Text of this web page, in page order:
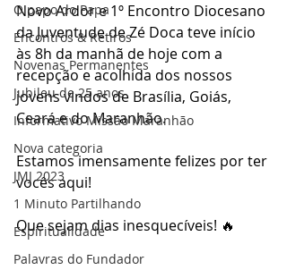
O papo do Papa
Encontros & Retiros
Novenas Permanentes
Jubileu de 25 anos
Informativo Missão Maranhão
Nova categoria
JMJ 2023
1 Minuto Partilhando
Espiritualidade
Palavras do Fundador
Novo Ardor e 1º Encontro Diocesano
da Juventude de Zé Doca teve início
às 8h da manhã de hoje com a
recepção e acolhida dos nossos
jovens vindos de Brasília, Goiás,
Ceará e do Maranhão.
Estamos imensamente felizes por ter
vocês aqui!
Que sejam dias inesquecíveis! 🔥